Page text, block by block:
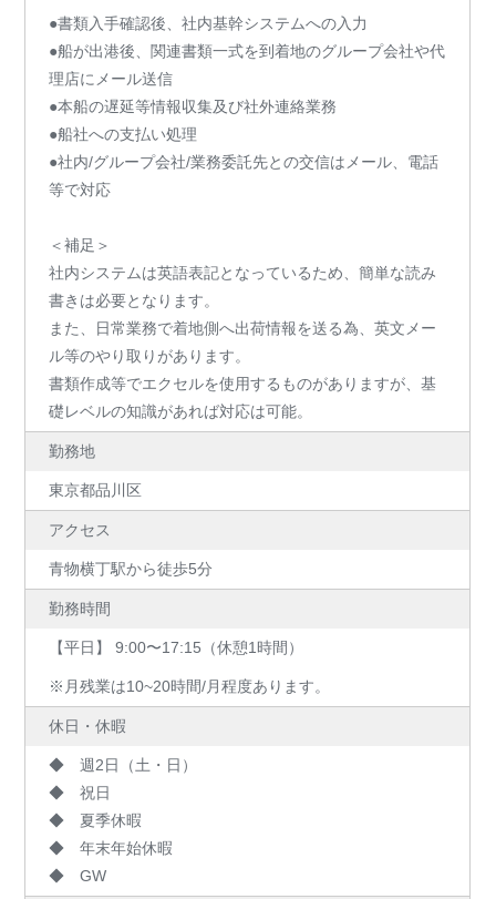
●書類入手確認後、社内基幹システムへの入力
●船が出港後、関連書類一式を到着地のグループ会社や代
理店にメール送信
●本船の遅延等情報収集及び社外連絡業務
●船社への支払い処理
●社内/グループ会社/業務委託先との交信はメール、電話
等で対応
＜補足＞
社内システムは英語表記となっているため、簡単な読み
書きは必要となります。
また、日常業務で着地側へ出荷情報を送る為、英文メー
ル等のやり取りがあります。
書類作成等でエクセルを使用するものがありますが、基
礎レベルの知識があれば対応は可能。
勤務地
東京都品川区
アクセス
青物横丁駅から徒歩5分
勤務時間
【平日】 9:00〜17:15（休憩1時間）
※月残業は10~20時間/月程度あります。
休日・休暇
◆ 週2日（土・日）
◆ 祝日
◆ 夏季休暇
◆ 年末年始休暇
◆ GW